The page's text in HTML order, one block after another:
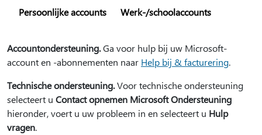
Persoonlijke accounts Werk-/schoolaccounts
Accountondersteuning.Ga voor hulp bij uw Microsoft-
account en -abonnementen naar Help bij & facturering.
Technische ondersteuning.Voor technische ondersteuning
selecteert u Contact opnemen Microsoft Ondersteuning
hieronder, voert u uw probleem in en selecteert u Hulp
vragen.